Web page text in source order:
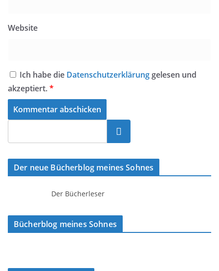
Website
Ich habe die Datenschutzerklärung gelesen und
akzeptiert.*
Suchen
Der neue Bücherblog meines Sohnes
Der Bücherleser
Bücherblog meines Sohnes